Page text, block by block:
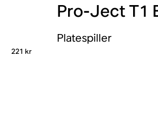
221 kr
Pro-Ject T1
Platespiller